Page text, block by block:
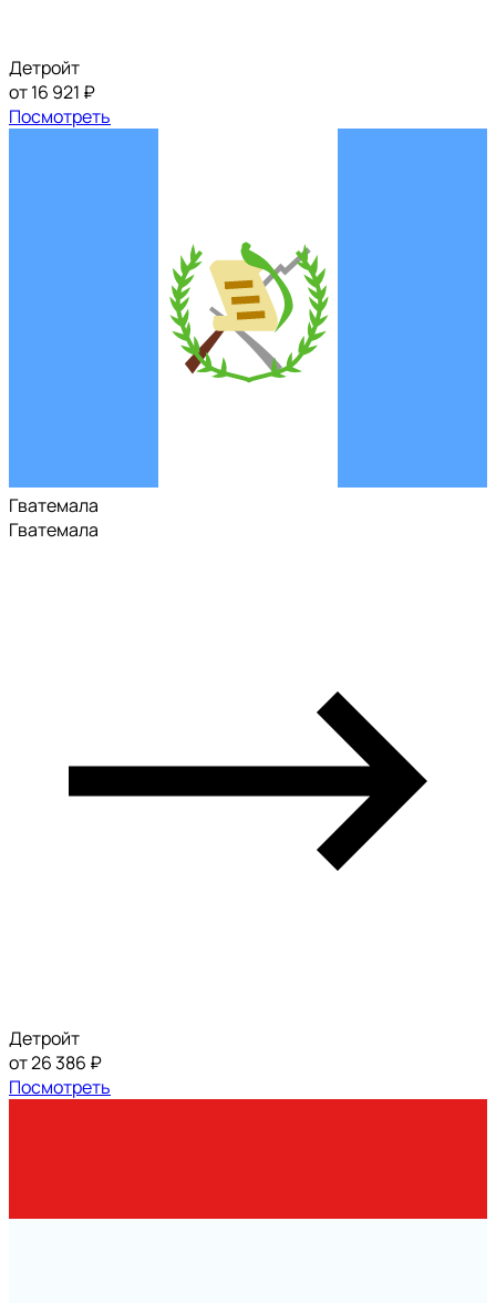
Детройт
от 16 921 ₽
Посмотреть
Гватемала
Гватемала
Детройт
от 26 386 ₽
Посмотреть